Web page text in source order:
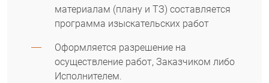
материалам (плану и ТЗ) составляется
программа изыскательских работ
Оформляется разрешение на
осуществление работ, Заказчиком либо
Исполнителем.